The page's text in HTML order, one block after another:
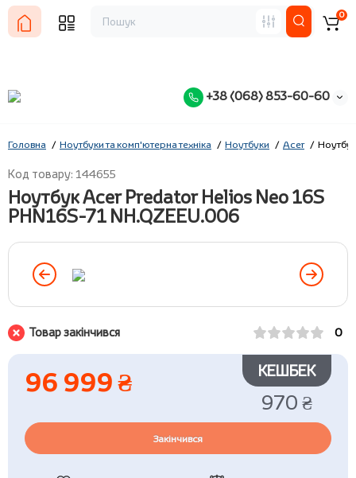
+38 (068) 853-60-60
0
Головна Ноутбуки та комп'ютерна техніка Ноутбуки Acer
Код товару: 144655
Ноутбук Acer Predator Helios Neo 16S
PHN16S-71 NH.QZEEU.006
Товар закінчився 0
96 999 ₴ КЕШБЕК
970 ₴
Закінчився